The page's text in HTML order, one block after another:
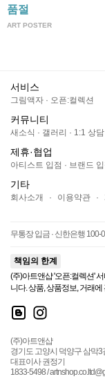
품절
ART POSTER
서비스
그림액자 · 오픈:컬렉션
커뮤니티
새소식 · 갤러리 · 1:1 상담
제휴·협업
아티스트 입점 · 브랜드 입
기타
회사소개 · 이용약관 ·
무통장 입금 · 신한은행
책임의 한계
(주)아트앤샵 '오픈:컬렉션'
니다. 상품, 상품정보, 거래
(주)아트앤샵
경기도 고양시 덕양구 삼막
대표이사 권정기
1833-5498 /